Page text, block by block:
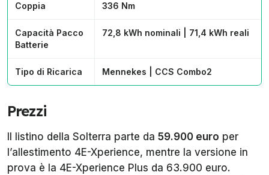
Coppia 336 Nm
Capacità Pacco
Batterie
72,8 kWh nominali | 71,4 kWh reali
Tipo di Ricarica Mennekes | CCS Combo2
Prezzi
Il listino della Solterra parte da 59.900 euro per
l’allestimento 4E-Xperience, mentre la versione in
prova è la 4E-Xperience Plus da 63.900 euro.